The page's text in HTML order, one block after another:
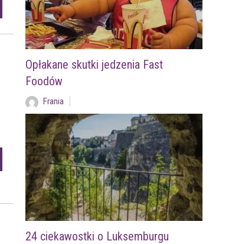
Opłakane skutki jedzenia Fast
Foodów
Frania
24 ciekawostki o Luksemburgu